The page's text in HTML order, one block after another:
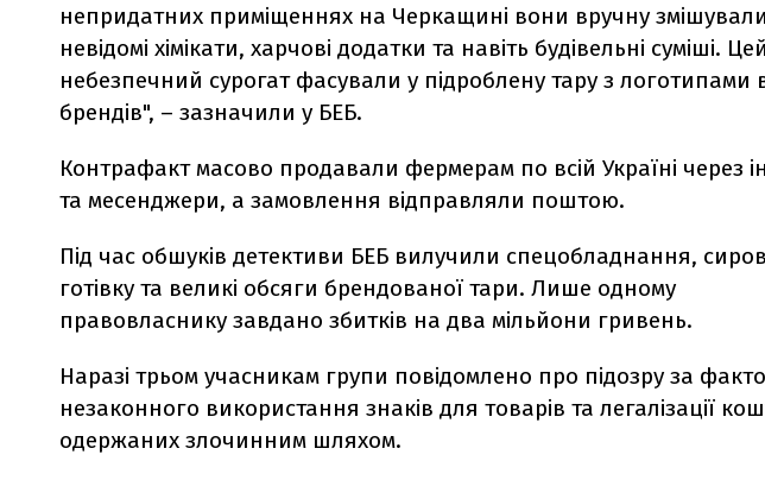
непридатних приміщеннях на Черкащині вони вручну змішували
невідомі хімікати, харчові додатки та навіть будівельні суміші. Цей
небезпечний сурогат фасували у підроблену тару з логотипами
брендів", – зазначили у БЕБ.
Контрафакт масово продавали фермерам по всій Україні через
та месенджери, а замовлення відправляли поштою.
Під час обшуків детективи БЕБ вилучили спецобладнання,
готівку та великі обсяги брендованої тари. Лише одному
правовласнику завдано збитків на два мільйони гривень.
Наразі трьом учасникам групи повідомлено про підозру за
незаконного використання знаків для товарів та легалізації
одержаних злочинним шляхом.